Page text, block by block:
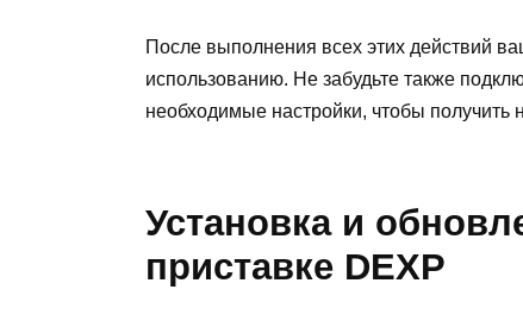
После выполнения всех этих действий
использованию. Не забудьте также
необходимые настройки, чтобы получить
Установка и
приставке DEXP